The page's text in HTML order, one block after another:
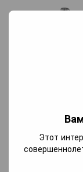
Этот
Sorbello
полусладкое